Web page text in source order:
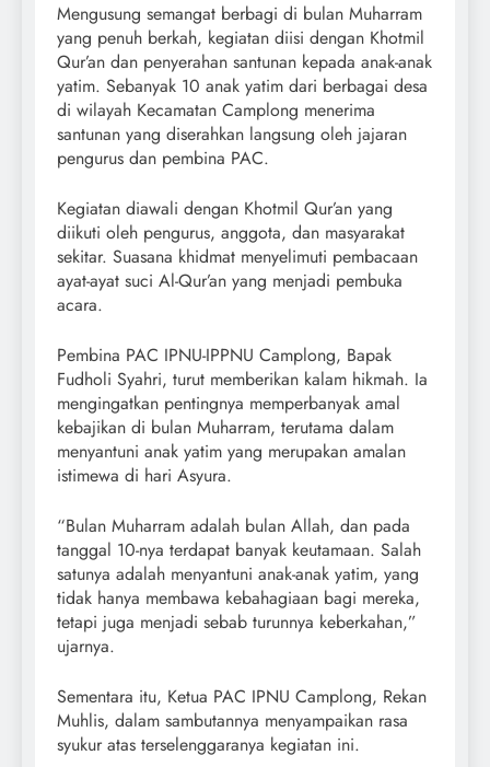
Mengusung semangat berbagi di bulan Muharram
yang penuh berkah, kegiatan diisi dengan Khotmil
Qur’an dan penyerahan santunan kepada anak-anak
yatim. Sebanyak 10 anak yatim dari berbagai desa
di wilayah Kecamatan Camplong menerima
santunan yang diserahkan langsung oleh jajaran
pengurus dan pembina PAC.
Kegiatan diawali dengan Khotmil Qur’an yang
diikuti oleh pengurus, anggota, dan masyarakat
sekitar. Suasana khidmat menyelimuti pembacaan
ayat-ayat suci Al-Qur’an yang menjadi pembuka
acara.
Pembina PAC IPNU-IPPNU Camplong, Bapak
Fudholi Syahri, turut memberikan kalam hikmah. Ia
mengingatkan pentingnya memperbanyak amal
kebajikan di bulan Muharram, terutama dalam
menyantuni anak yatim yang merupakan amalan
istimewa di hari Asyura.
“Bulan Muharram adalah bulan Allah, dan pada
tanggal 10-nya terdapat banyak keutamaan. Salah
satunya adalah menyantuni anak-anak yatim, yang
tidak hanya membawa kebahagiaan bagi mereka,
tetapi juga menjadi sebab turunnya keberkahan,”
ujarnya.
Sementara itu, Ketua PAC IPNU Camplong, Rekan
Muhlis, dalam sambutannya menyampaikan rasa
syukur atas terselenggaranya kegiatan ini.